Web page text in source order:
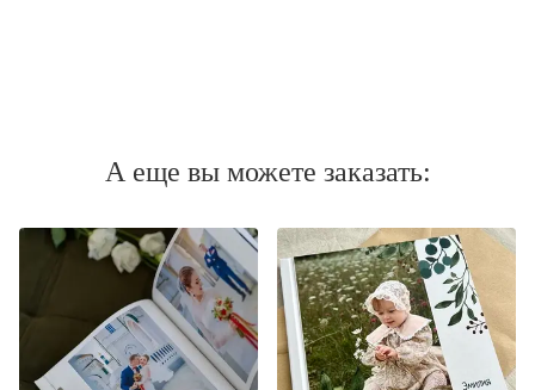
А еще вы можете заказать: